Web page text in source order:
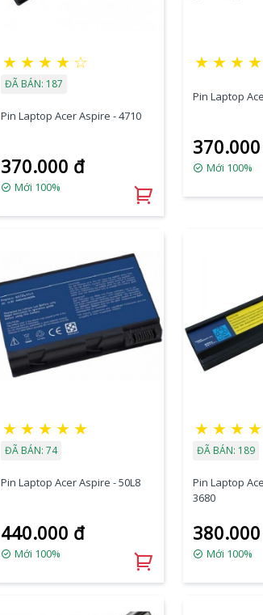
★ ★ ★ ★ ☆
ĐÃ BÁN: 187
Pin Laptop Acer Aspire - 4710
370.000 đ
Mới 100%
★ ★ ★ ★
Pin Laptop
Mới 100%
★ ★ ★ ★ ★
ĐÃ BÁN: 74
Pin Laptop Acer Aspire - 50L8
440.000 đ
Mới 100%
★ ★ ★ ★
ĐÃ BÁN: 189
Pin Laptop
3680
Mới 100%